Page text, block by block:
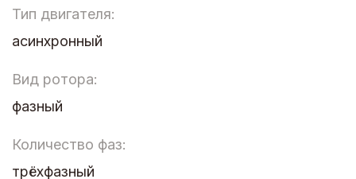
Тип двигателя:
асинхронный
Вид ротора:
фазный
Количество фаз:
трёхфазный